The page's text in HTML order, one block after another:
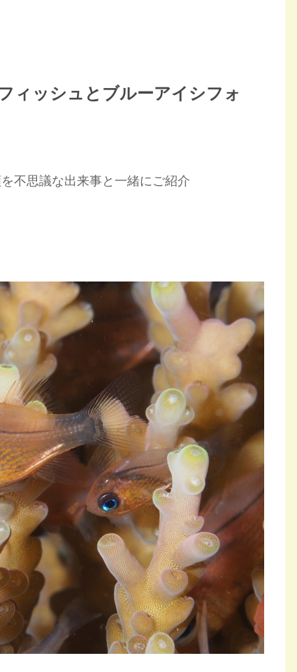
ィッシュとブルーアイシフォ
不思議な出来事と一緒にご紹介